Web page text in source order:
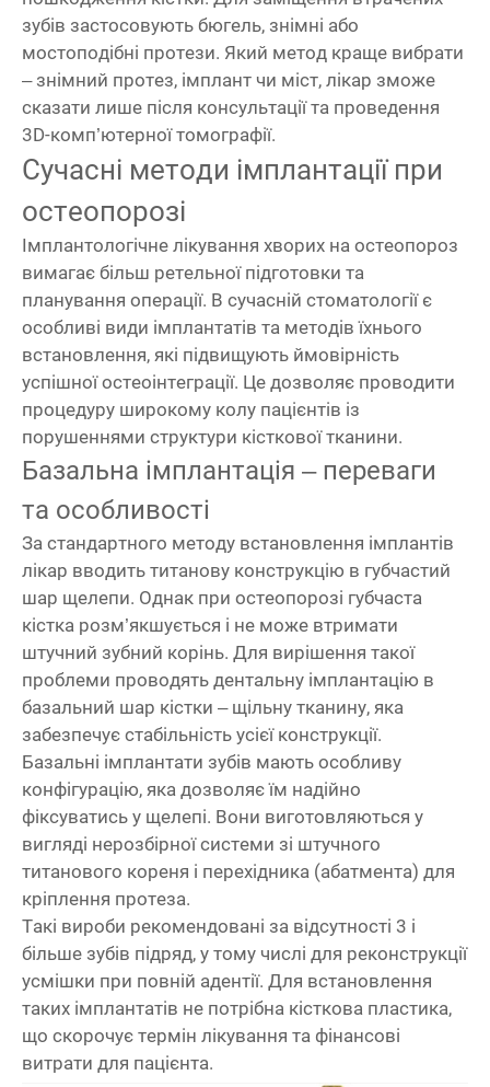
зубів застосовують бюгель, знімні або
мостоподібні протези. Який метод краще вибрати
– знімний протез, імплант чи міст, лікар зможе
сказати лише після консультації та проведення
3D-комп’ютерної томографії.
Сучасні методи імплантації при
остеопорозі
Імплантологічне лікування хворих на остеопороз
вимагає більш ретельної підготовки та
планування операції. В сучасній стоматології є
особливі види імплантатів та методів їхнього
встановлення, які підвищують ймовірність
успішної остеоінтеграції. Це дозволяє проводити
процедуру широкому колу пацієнтів із
порушеннями структури кісткової тканини.
Базальна імплантація – переваги
та особливості
За стандартного методу встановлення імплантів
лікар вводить титанову конструкцію в губчастий
шар щелепи. Однак при остеопорозі губчаста
кістка розм’якшується і не може втримати
штучний зубний корінь. Для вирішення такої
проблеми проводять дентальну імплантацію в
базальний шар кістки – щільну тканину, яка
забезпечує стабільність усієї конструкції.
Базальні імплантати зубів мають особливу
конфігурацію, яка дозволяє їм надійно
фіксуватись у щелепі. Вони виготовляються у
вигляді нерозбірної системи зі штучного
титанового кореня і перехідника (абатмента) для
кріплення протеза.
Такі вироби рекомендовані за відсутності 3 і
більше зубів підряд, у тому числі для реконструкції
усмішки при повній адентії. Для встановлення
таких імплантатів не потрібна кісткова пластика,
що скорочує термін лікування та фінансові
витрати для пацієнта.